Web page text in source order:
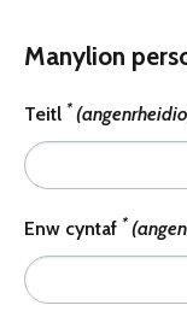
Manylion
Teitl *
Enw cyntaf *